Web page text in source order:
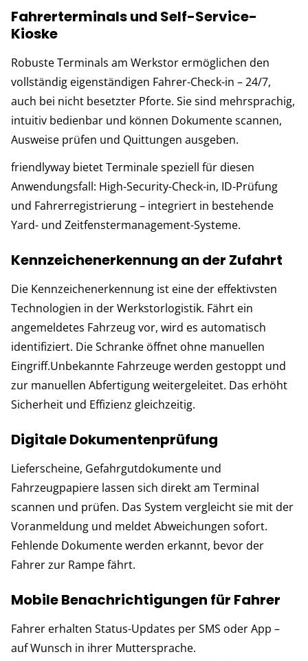
Fahrerterminals und Self-Service-
Kioske
Robuste Terminals am Werkstor ermöglichen den
vollständig eigenständigen Fahrer-Check-in – 24/7,
auch bei nicht besetzter Pforte. Sie sind mehrsprachig,
intuitiv bedienbar und können Dokumente scannen,
Ausweise prüfen und Quittungen ausgeben.
friendlyway bietet Terminale speziell für diesen
Anwendungsfall: High-Security-Check-in, ID-Prüfung
und Fahrerregistrierung – integriert in bestehende
Yard- und Zeitfenstermanagement-Systeme.
Kennzeichenerkennung an der Zufahrt
Die Kennzeichenerkennung ist eine der effektivsten
Technologien in der Werkstorlogistik. Fährt ein
angemeldetes Fahrzeug vor, wird es automatisch
identifiziert. Die Schranke öffnet ohne manuellen
Eingriff.Unbekannte Fahrzeuge werden gestoppt und
zur manuellen Abfertigung weitergeleitet. Das erhöht
Sicherheit und Effizienz gleichzeitig.
Digitale Dokumentenprüfung
Lieferscheine, Gefahrgutdokumente und
Fahrzeugpapiere lassen sich direkt am Terminal
scannen und prüfen. Das System vergleicht sie mit der
Voranmeldung und meldet Abweichungen sofort.
Fehlende Dokumente werden erkannt, bevor der
Fahrer zur Rampe fährt.
Mobile Benachrichtigungen für Fahrer
Fahrer erhalten Status-Updates per SMS oder App –
auf Wunsch in ihrer Muttersprache.